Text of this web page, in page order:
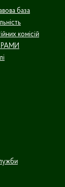
база
комісій